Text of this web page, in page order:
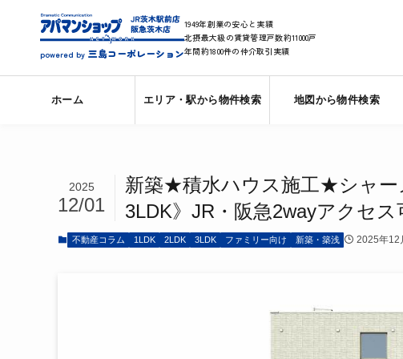
powered by 三島コーポレーション
1949年創業の安心と実績
北摂最大級の賃貸管理戸数約11000戸
年間約1800件の仲介取引実績
ホーム エリア・駅から物件検索 地図から物件検索
新築★積水ハウス施工★シャ
3LDK》JR・阪急2wayアクセス
2025
12/01
不動産コラム 1LDK 2LDK 3LDK ファミリー向け 新築・築浅 2025年12